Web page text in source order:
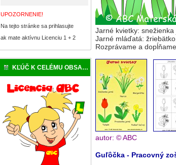
UPOZORNENIE!
Na tejto stránke sa prihlasujte
ak mate aktívnu Licenciu 1 + 2
KĽÚČ K CELÉMU OBSAHU
Jarné kvietky:
Jarné mláďatá:
Rozprávame a
autor: © ABC
Guľôčka - Pracovný